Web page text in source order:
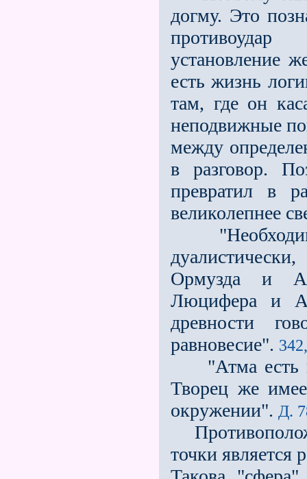
догму. Это
установление
есть жизнь
там, где он
неподвижные
между
в разговор.
превратил в
великолепнее
"Необходимо
Ормузда и
Люцифера и
древности
равновесие".
"Атма есть
Творец же
окружении". Д.
точки является